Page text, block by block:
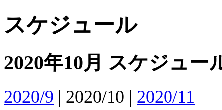
スケジュール
2020年10月 スケジュー
2020/9 | 2020/10 | 2020/11